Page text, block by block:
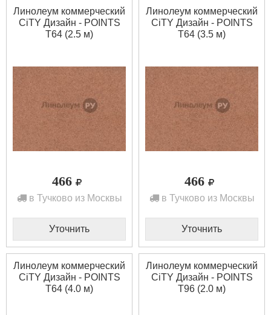
Линолеум коммерческий
CiTY Дизайн - POINTS
T64 (2.5 м)
466
в Тучково из Москвы
Уточнить
Линолеум коммерческий
CiTY Дизайн - POINTS
T64 (3.5 м)
466
в Тучково из Москвы
Уточнить
Линолеум коммерческий
CiTY Дизайн - POINTS
T64 (4.0 м)
Линолеум коммерческий
CiTY Дизайн - POINTS
T96 (2.0 м)